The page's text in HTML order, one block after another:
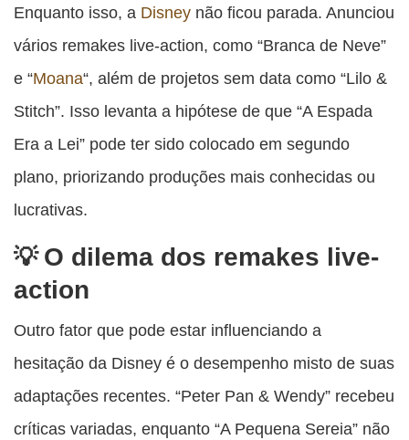
Enquanto isso, a Disney não ficou parada. Anunciou
vários remakes live-action, como “Branca de Neve”
e “Moana“, além de projetos sem data como “Lilo &
Stitch”. Isso levanta a hipótese de que “A Espada
Era a Lei” pode ter sido colocado em segundo
plano, priorizando produções mais conhecidas ou
lucrativas.
O dilema dos remakes live-
action
Outro fator que pode estar influenciando a
hesitação da Disney é o desempenho misto de suas
adaptações recentes. “Peter Pan & Wendy” recebeu
críticas variadas, enquanto “A Pequena Sereia” não